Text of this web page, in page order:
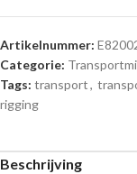
Artikelnummer:
Categorie:
Tags: transport,
rigging
Beschrijving